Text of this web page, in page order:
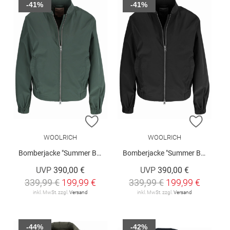
ZUR WUNSCHLISTE HINZUFÜGEN
WOOLRICH
Bomberjacke "Summer Bomber"
UVP 390,00 €
339,99 € 199,99 €
inkl. MwSt. zzgl. Versand
-41%
ZUR
WOOLRICH
Bomberjacke "Summer Bomber"
UVP 390,00 €
339,99 € 199,99 €
inkl. MwSt. zzgl. Versand
-41%
-44% -42%